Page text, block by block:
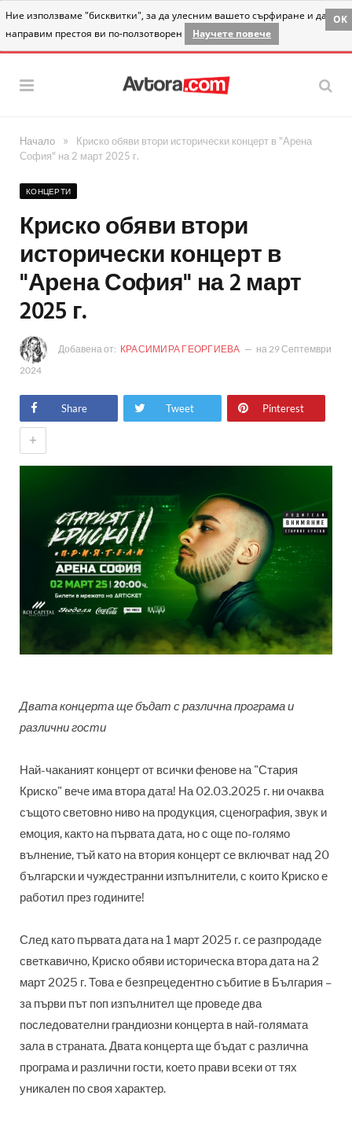
Ние използваме "бисквитки", за да улесним вашето сърфиране и да
направим престоя ви по-ползотворен
Научете повече
OK
Начало »
Криско обяви втори исторически концерт в "Арена
София" на 2 март 2025 г.
КОНЦЕРТИ
Криско обяви втори
исторически концерт в
"Арена София" на 2 март
2025 г.
Добавена от: КРАСИМИРА ГЕОРГИЕВА на 29 Септември
2024
Share Tweet Pinterest
+
Двата концерта ще бъдат с различна програма и
различни гости
Най-чаканият концерт от всички фенове на "Стария
Криско" вече има втора дата! На 02.03.2025 г. ни очаква
същото световно ниво на продукция, сценография, звук и
емоция, както на първата дата, но с още по-голямо
вълнение, тъй като на втория концерт се включват над 20
български и чуждестранни изпълнители, с които Криско е
работил през годините!
След като първата дата на 1 март 2025 г. се разпродаде
светкавично, Криско обяви историческа втора дата на 2
март 2025 г. Това е безпрецедентно събитие в България –
за първи път поп изпълнител ще проведе два
последователни грандиозни концерта в най-голямата
зала в страната. Двата концерта ще бъдат с различна
програма и различни гости, което прави всеки от тях
уникален по своя характер.